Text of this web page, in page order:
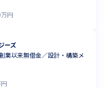
万円
ーズ
業以来無借金／設計・構築メ